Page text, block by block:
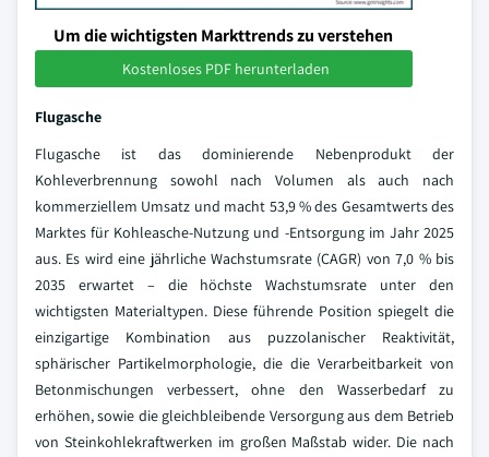
Um die wichtigsten Markttrends zu verstehen
Kostenloses PDF herunterladen
Flugasche
Flugasche ist das dominierende Nebenprodukt der
Kohleverbrennung sowohl nach Volumen als auch nach
kommerziellem Umsatz und macht 53,9 % des Gesamtwerts des
Marktes für Kohleasche-Nutzung und -Entsorgung im Jahr 2025
aus. Es wird eine jährliche Wachstumsrate (CAGR) von 7,0 % bis
2035 erwartet – die höchste Wachstumsrate unter den
wichtigsten Materialtypen. Diese führende Position spiegelt die
einzigartige Kombination aus puzzolanischer Reaktivität,
sphärischer Partikelmorphologie, die die Verarbeitbarkeit von
Betonmischungen verbessert, ohne den Wasserbedarf zu
erhöhen, sowie die gleichbleibende Versorgung aus dem Betrieb
von Steinkohlekraftwerken im großen Maßstab wider. Die nach